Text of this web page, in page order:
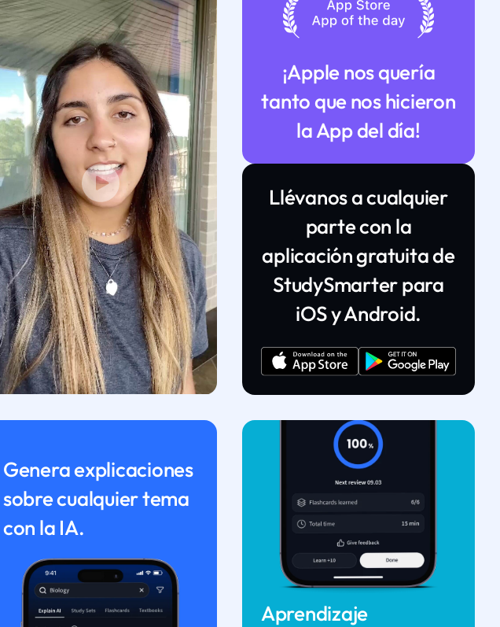
¡Apple nos quería
tanto que nos hicieron
la App del día!
Llévanos a cualquier
parte con la
aplicación gratuita de
StudySmarter para
iOS y Android.
Genera explicaciones
sobre cualquier tema
con la IA.
Aprendizaje